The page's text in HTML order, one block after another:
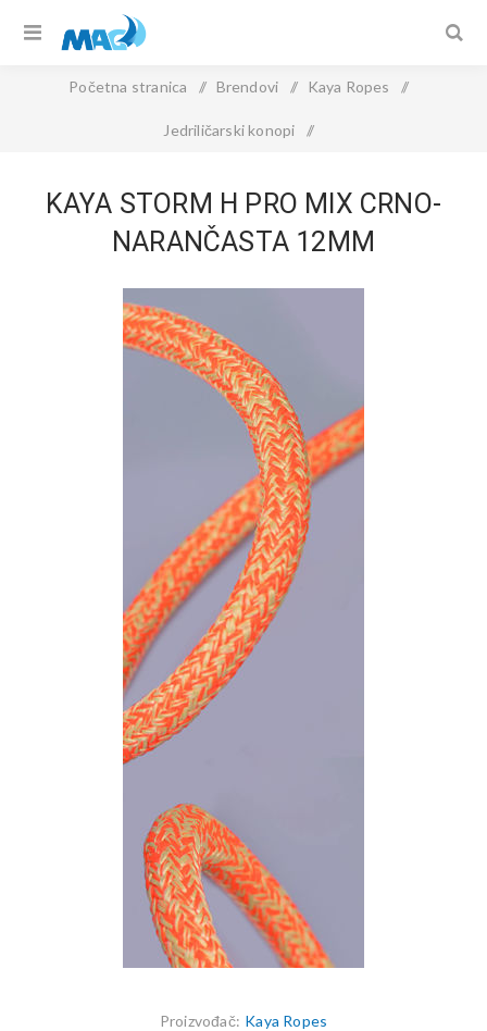
Početna stranica / Brendovi / Kaya Ropes /
Jedriličarski konopi /
KAYA STORM H PRO MIX CRNO-
NARANČASTA 12MM
Proizvođač: Kaya Ropes